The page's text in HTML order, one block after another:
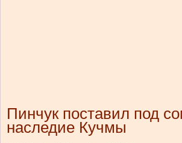
Пинчук поставил под
наследие Кучмы